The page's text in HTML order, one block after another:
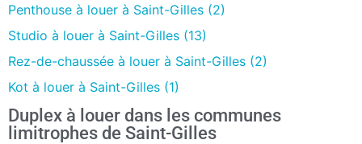
Penthouse à louer à Saint-Gilles (2)
Studio à louer à Saint-Gilles (13)
Rez-de-chaussée à louer à Saint-Gilles (2)
Kot à louer à Saint-Gilles (1)
Duplex à louer dans les communes
limitrophes de Saint-Gilles